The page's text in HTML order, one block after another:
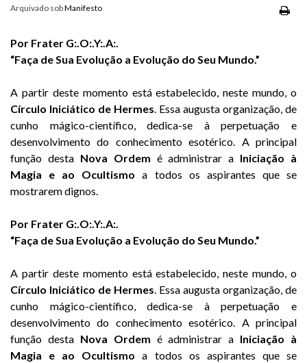
Arquivado sobManifesto
Por Frater G:.O:.Y:.A:.
“Faça de Sua Evolução a Evolução do Seu Mundo.”
A partir deste momento está estabelecido, neste mundo, o
Círculo Iniciático de Hermes. Essa augusta organização, de
cunho mágico-científico, dedica-se à perpetuação e
desenvolvimento do conhecimento esotérico. A principal
função desta Nova Ordem é administrar a Iniciação à
Magia
e ao Ocultismo a todos os aspirantes que se
mostrarem dignos.
Por Frater G:.O:.Y:.A:.
“Faça de Sua Evolução a Evolução do Seu Mundo.”
A partir deste momento está estabelecido, neste mundo, o
Círculo Iniciático de Hermes. Essa augusta organização, de
cunho mágico-científico, dedica-se à perpetuação e
desenvolvimento do conhecimento esotérico. A principal
função desta Nova Ordem é administrar a Iniciação à
Magia
e ao Ocultismo a todos os aspirantes que se